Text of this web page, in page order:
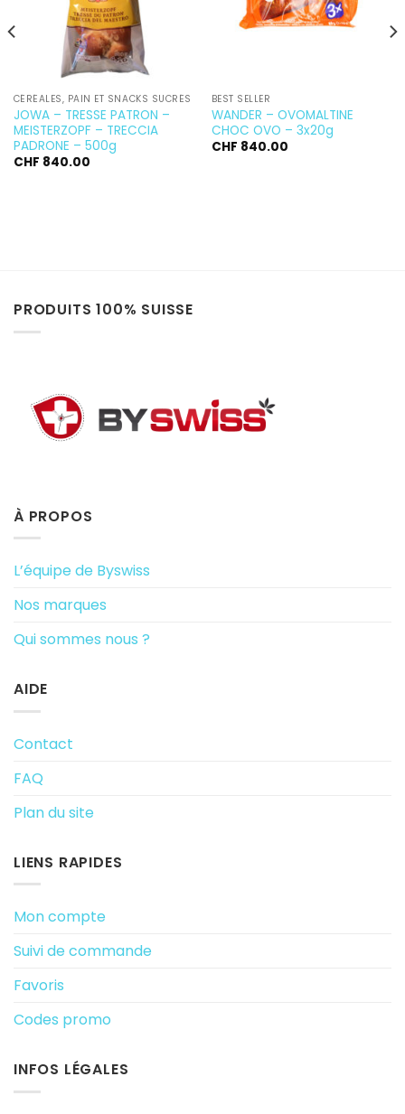
CÉRÉALES, PAIN ET SNACKS SUCRÉS
JOWA – TRESSE PATRON –
MEISTERZOPF – TRECCIA
PADRONE – 500g
CHF 840.00
BEST SELLER
WANDER – OVOMALTINE
CHOC OVO – 3x20g
CHF 840.00
PRODUITS 100% SUISSE
À PROPOS
L’équipe de Byswiss
Nos marques
Qui sommes nous ?
AIDE
Contact
FAQ
Plan du site
LIENS RAPIDES
Mon compte
Suivi de commande
Favoris
Codes promo
INFOS LÉGALES